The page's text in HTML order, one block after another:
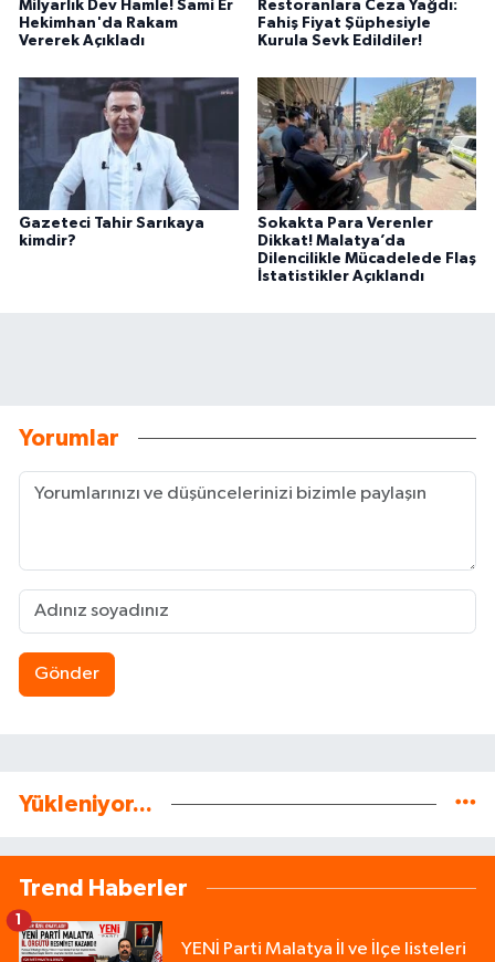
Milyarlık Dev Hamle! Sami Er
Hekimhan'da Rakam
Vererek Açıkladı
Restoranlara Ceza Yağdı:
Fahiş Fiyat Şüphesiyle
Kurula Sevk Edildiler!
Gazeteci Tahir Sarıkaya
kimdir?
Sokakta Para Verenler
Dikkat! Malatya’da
Dilencilikle Mücadelede Flaş
İstatistikler Açıklandı
Yorumlar
Gönder
Yükleniyor...
Trend Haberler
YENİ Parti Malatya İl ve İlçe listeleri
1